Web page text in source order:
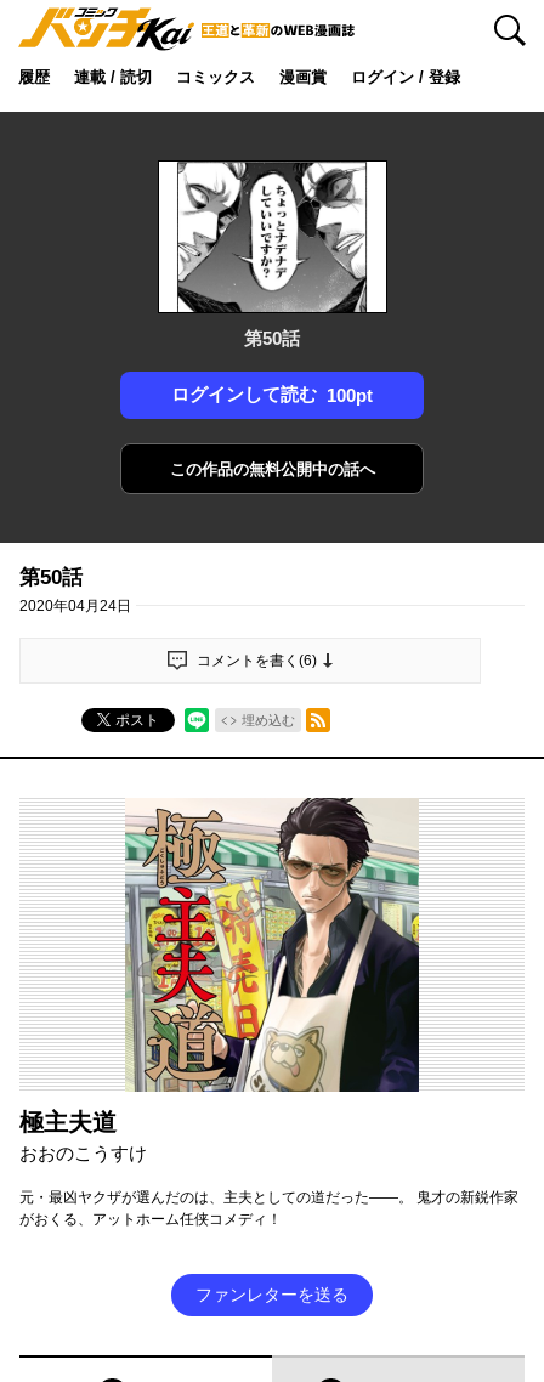
履歴 連載 / 読切 コミックス 漫画賞 ログイン / 登録
検索
第50話
ログインして読む 100pt
この作品の無料公開中の話へ
第50話
2020年04月24日
コメントを書く(6)
ポスト 埋め込む
RSSフィード
極主夫道
おおのこうすけ
元・最凶ヤクザが選んだのは、主夫としての道だった――。 鬼才の新鋭作家
がおくる、アットホーム任侠コメディ！
ファンレターを送る